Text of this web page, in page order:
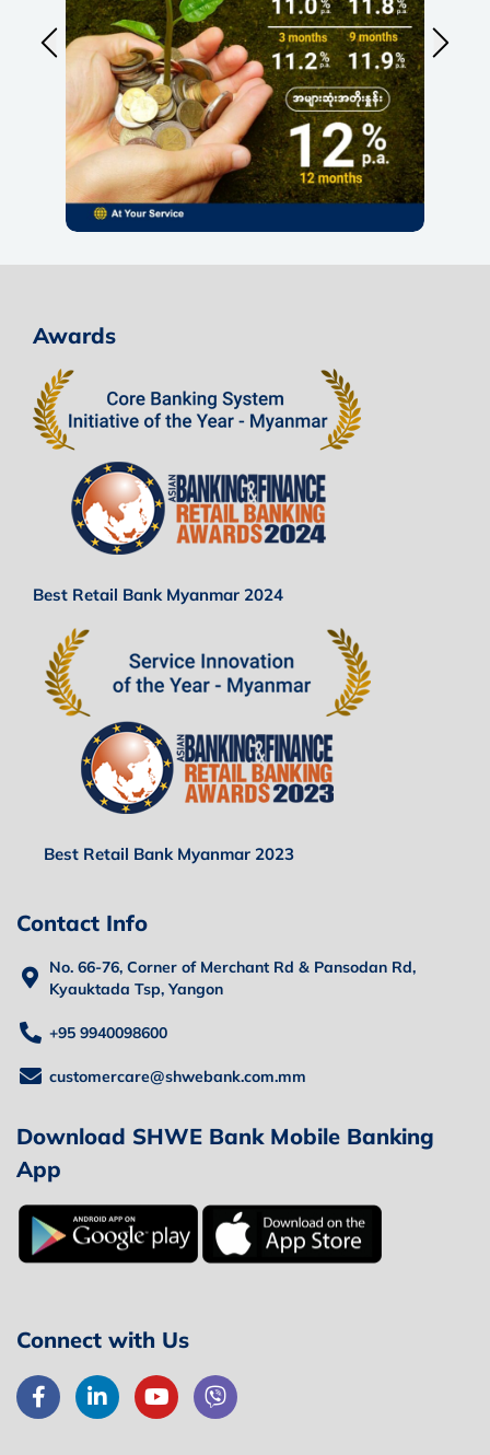
Awards
Best Retail Bank Myanmar 2024
Best Retail Bank Myanmar 2023
Contact Info
No. 66-76, Corner of Merchant Rd & Pansodan Rd,
Kyauktada Tsp, Yangon
+95 9940098600
customercare@shwebank.com.mm
Download SHWE Bank Mobile Banking
App
Connect with Us